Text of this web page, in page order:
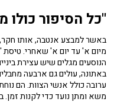
"כל הסיפור
באשר למבצע אנטבה, אותו
מיום א' עד יום א' שאחרי.
הנוסעים מגלים שיש עצירת
ערובה כולל אנשי הצוות. הם
משא ומתן נועד כדי לקנות זמן.